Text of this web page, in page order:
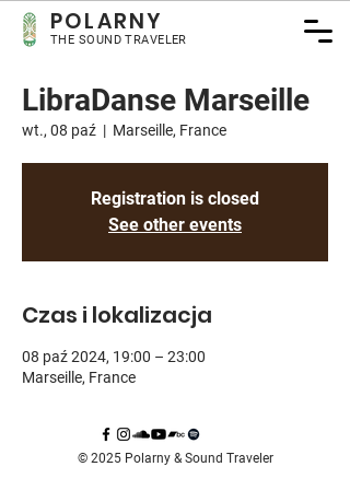
POLARNY
THE SOUND TRAVELER
LibraDanse Marseille
wt., 08 paź
  |
Marseille, France
Registration is closed
See other events
Czas i lokalizacja
08 paź 2024, 19:00 – 23:00
Marseille, France
© 2025 Polarny & Sound Traveler